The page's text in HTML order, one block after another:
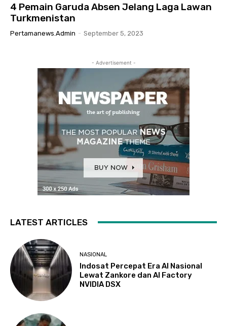
4 Pemain Garuda Absen Jelang Laga Lawan
Turkmenistan
Pertamanews.admin - September 5, 2023
- Advertisement -
LATEST ARTICLES
NASIONAL
Indosat Percepat Era AI Nasional
Lewat Zankore dan AI Factory
NVIDIA DSX